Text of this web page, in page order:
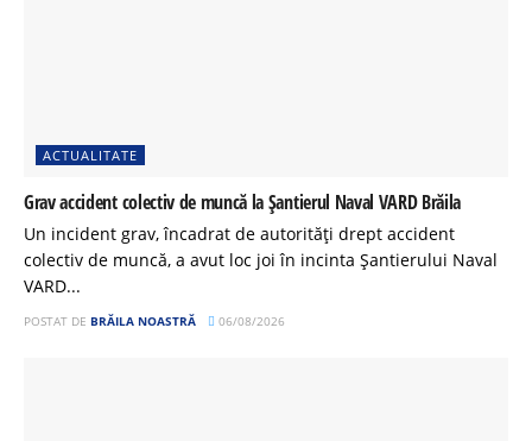
ACTUALITATE
Grav accident colectiv de muncă la Șantierul Naval VARD Brăila
Un incident grav, încadrat de autorități drept accident
colectiv de muncă, a avut loc joi în incinta Șantierului Naval
VARD...
POSTAT DE BRĂILA NOASTRĂ 06/08/2026